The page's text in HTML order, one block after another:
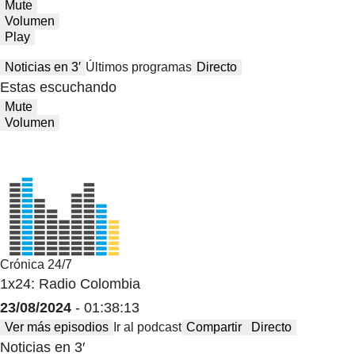
Mute
Volumen
Play
Noticias en 3′ Últimos programas Directo
Estas escuchando
Mute
Volumen
Crónica 24/7
1x24: Radio Colombia
23/08/2024 - 01:38:13
Ver más episodios Ir al podcast Compartir Directo
Noticias en 3′